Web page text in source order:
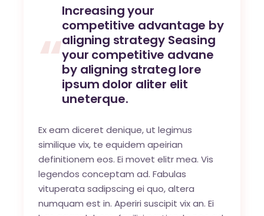
Increasing your
competitive advantage by
aligning strategy Seasing
your competitive advane
by aligning strateg lore
ipsum dolor aliter elit
uneterque.
Ex eam diceret denique, ut legimus
similique vix, te equidem apeirian
definitionem eos. Ei movet elitr mea. Vis
legendos conceptam ad. Fabulas
vituperata sadipscing ei quo, altera
numquam est in. Aperiri suscipit vix an. Ei